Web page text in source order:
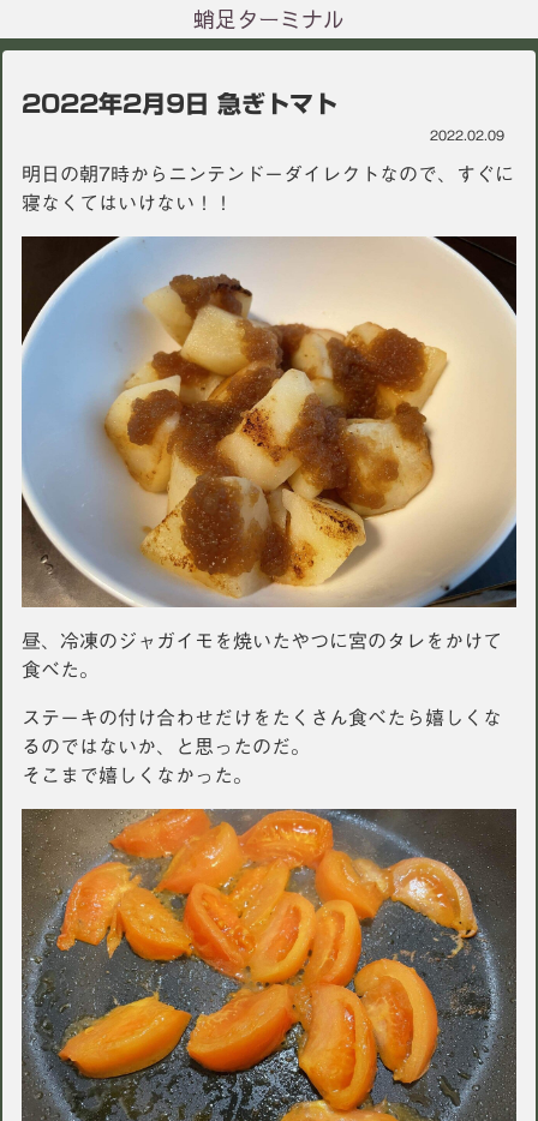
蛸足ターミナル
2022年2月9日 急ぎトマト
2022.02.09
明日の朝7時からニンテンドーダイレクトなので、すぐに
寝なくてはいけない！！
昼、冷凍のジャガイモを焼いたやつに宮のタレをかけて
食べた。
ステーキの付け合わせだけをたくさん食べたら嬉しくな
るのではないか、と思ったのだ。
そこまで嬉しくなかった。